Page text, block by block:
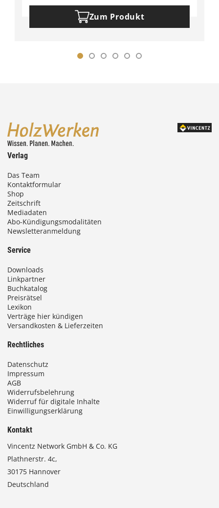
Zum Produkt
Verlag
Das Team
Kontaktformular
Shop
Zeitschrift
Mediadaten
Abo-Kündigungsmodalitäten
Newsletteranmeldung
Service
Downloads
Linkpartner
Buchkatalog
Preisrätsel
Lexikon
Verträge hier kündigen
Versandkosten & Lieferzeiten
Rechtliches
Datenschutz
Impressum
AGB
Widerrufsbelehrung
Widerruf für digitale Inhalte
Einwilligungserklärung
Kontakt
Vincentz Network GmbH & Co. KG
Plathnerstr. 4c,
30175 Hannover
Deutschland